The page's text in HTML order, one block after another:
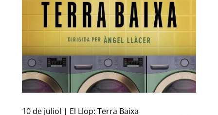
10 de juliol | El Llop: Terra Baixa